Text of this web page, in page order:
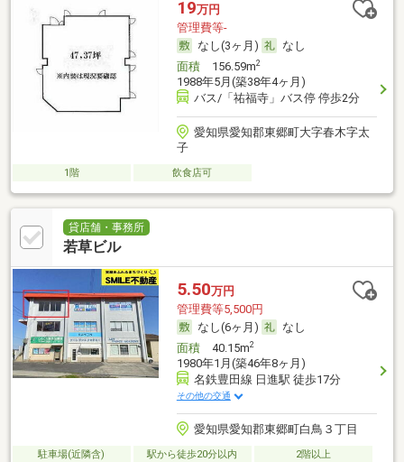
19万円
管理費等-
なし(3ヶ月)
なし
面積156.59m2
1988年5月(築38年4ヶ月)
バス/「祐福寺」バス停 停歩2分
愛知県愛知郡東郷町大字春木字太
子
1階 飲食店可
貸店舗・事務所
若草ビル
5.50万円
管理費等5,500円
なし(6ヶ月)
なし
面積40.15m2
1980年1月(築46年8ヶ月)
名鉄豊田線 日進駅 徒歩17分
その他の交通
愛知県愛知郡東郷町白鳥３丁目
駐車場(近隣含) 駅から徒歩20分以内 2階以上